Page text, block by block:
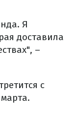
Я
доставила
–
с